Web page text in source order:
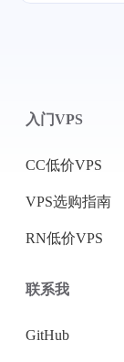
入门VPS
CC低价VPS
VPS选购指南
RN低价VPS
联系我
GitHub